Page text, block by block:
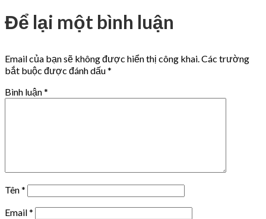
Để lại một bình luận
Email của bạn sẽ không được hiển thị công khai.Các trường
bắt buộc được đánh dấu*
Bình luận*
Tên*
Email*